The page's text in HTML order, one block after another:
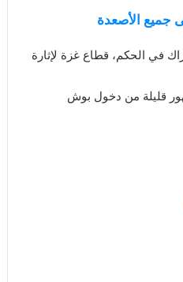
في الحكم، قطاع غزة لإثارة
قليلة من دخول بوش